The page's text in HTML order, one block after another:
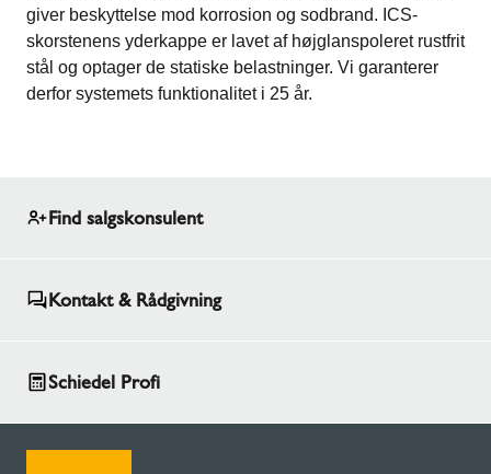
giver beskyttelse mod korrosion og sodbrand. ICS-
skorstenens yderkappe er lavet af højglanspoleret rustfrit
stål og optager de statiske belastninger. Vi garanterer
derfor systemets funktionalitet i 25 år.
Find salgskonsulent
Kontakt & Rådgivning
Schiedel Profi